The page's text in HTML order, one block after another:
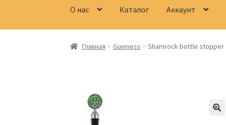
О нас Каталог Аккаунт
Главная Аккаунт Доставка Заказ Контакты
Главная Guinness Shamrock bottle stopper